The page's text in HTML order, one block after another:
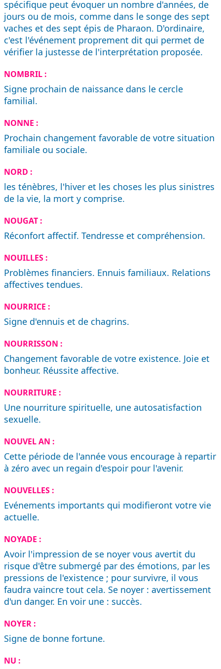
spécifique peut évoquer un nombre d'années, de
jours ou de mois, comme dans le songe des sept
vaches et des sept épis de Pharaon. D'ordinaire,
c'est l'événement proprement dit qui permet de
vérifier la justesse de l'interprétation proposée.
NOMBRIL :
Signe prochain de naissance dans le cercle
familial.
NONNE :
Prochain changement favorable de votre situation
familiale ou sociale.
NORD :
les ténèbres, l'hiver et les choses les plus sinistres
de la vie, la mort y comprise.
NOUGAT :
Réconfort affectif. Tendresse et compréhension.
NOUILLES :
Problèmes financiers. Ennuis familiaux. Relations
affectives tendues.
NOURRICE :
Signe d'ennuis et de chagrins.
NOURRISSON :
Changement favorable de votre existence. Joie et
bonheur. Réussite affective.
NOURRITURE :
Une nourriture spirituelle, une autosatisfaction
sexuelle.
NOUVEL AN :
Cette période de l'année vous encourage à repartir
à zéro avec un regain d'espoir pour l'avenir.
NOUVELLES :
Evénements importants qui modifieront votre vie
actuelle.
NOYADE :
Avoir l'impression de se noyer vous avertit du
risque d'être submergé par des émotions, par les
pressions de l'existence ; pour survivre, il vous
faudra vaincre tout cela. Se noyer : avertissement
d'un danger. En voir une : succès.
NOYER :
Signe de bonne fortune.
NU :